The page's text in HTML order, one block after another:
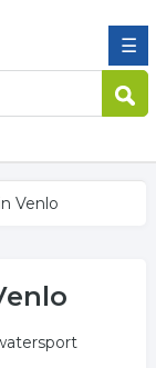
☰
Venlo